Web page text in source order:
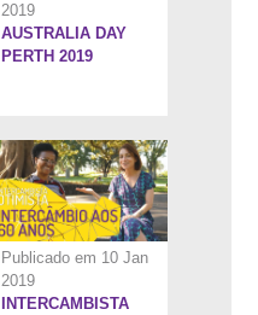
2019
AUSTRALIA DAY
PERTH 2019
Publicado em 10 Jan
2019
INTERCAMBISTA